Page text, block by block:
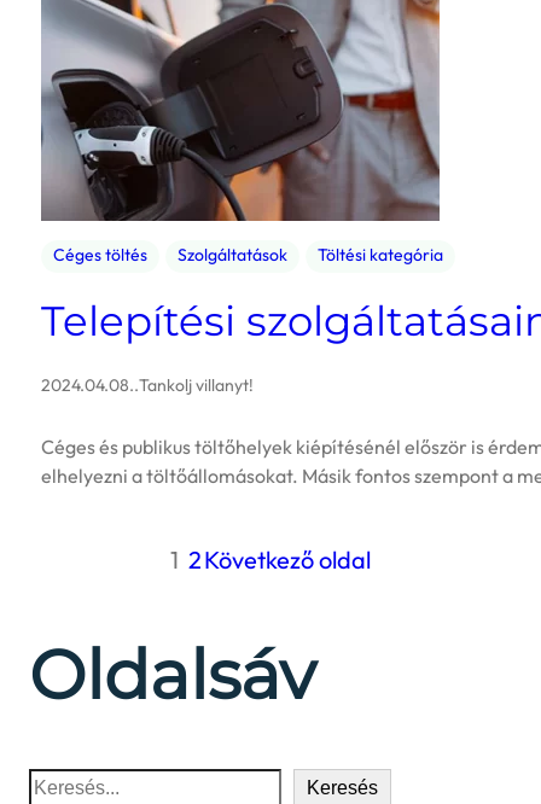
Céges töltés Szolgáltatások Töltési kategória
Telepítési
2024.04.08..Tankolj villanyt!
Céges és publikus töltőhelyek kiépítésénél először is
elhelyezni a töltőállomásokat. Másik fontos szempont a
1 2Következő oldal
Oldalsáv
Keresés